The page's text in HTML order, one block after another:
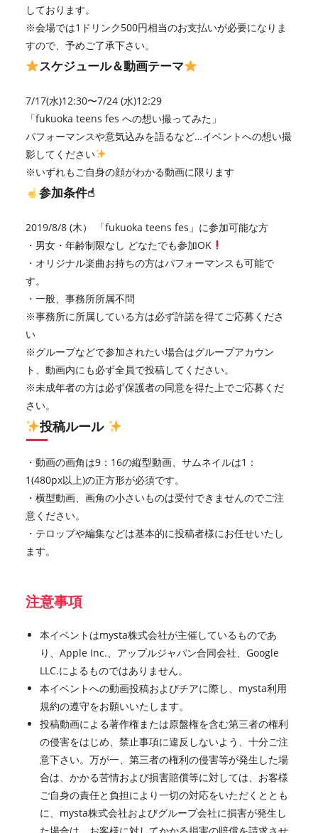
しております。
※会場では1ドリンク500円相当のお支払いが必要になりま
すので、予めご了承下さい。
スケジュール＆動画テーマ
7/17(水)12:30〜7/24 (水)12:29
「fukuoka teens fes への想い撮ってみた」
パフォーマンスや意気込みを語るなど…イベントへの想い撮
影してください
※いずれもご自身の顔がわかる動画に限ります
参加条件☝︎
2019/8/8 (木） 「fukuoka teens fes」に参加可能な方
・男女・年齢制限なし どなたでも参加OK
・オリジナル楽曲お持ちの方はパフォーマンスも可能で
す。
・一般、事務所所属不問
※事務所に所属している方は必ず許諾を得てご応募くださ
い
※グループなどで参加されたい場合はグループアカウン
ト、動画内にも必ず全員で投稿してください。
※未成年者の方は必ず保護者の同意を得た上でご応募くだ
さい。
投稿ルール
・動画の画角は9：16の縦型動画、サムネイルは1：
1(480px以上)の正方形が必須です。
・横型動画、画角の小さいものは受付できませんのでご注
意ください。
・テロップや編集などは基本的に投稿者様にお任せいたし
ます。
注意事項
本イベントはmysta株式会社が主催しているものであ
り、Apple Inc.、アップルジャパン合同会社、Google
LLC.によるものではありません。
本イベントへの動画投稿およびチアに際し、mysta利用
規約の遵守をお願いいたします。
投稿動画による著作権または原盤権を含む第三者の権利
の侵害をはじめ、禁止事項に違反しないよう、十分ご注
意下さい。万が一、第三者の権利の侵害等が発生した場
合は、かかる苦情および損害賠償等に対しては、お客様
ご自身の責任と負担により一切の対応をいただくととも
に、mysta株式会社およびグループ会社に損害が発生し